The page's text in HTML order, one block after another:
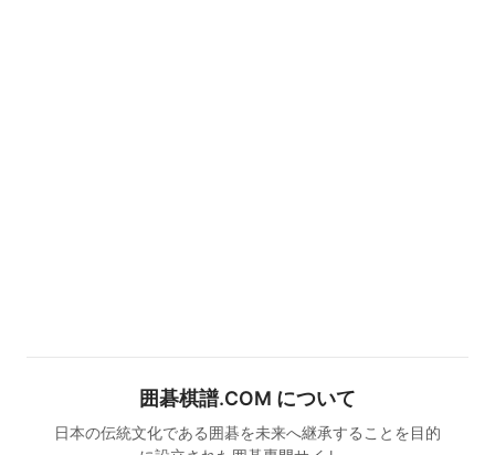
囲碁棋譜.COM について
日本の伝統文化である囲碁を未来へ継承することを目的